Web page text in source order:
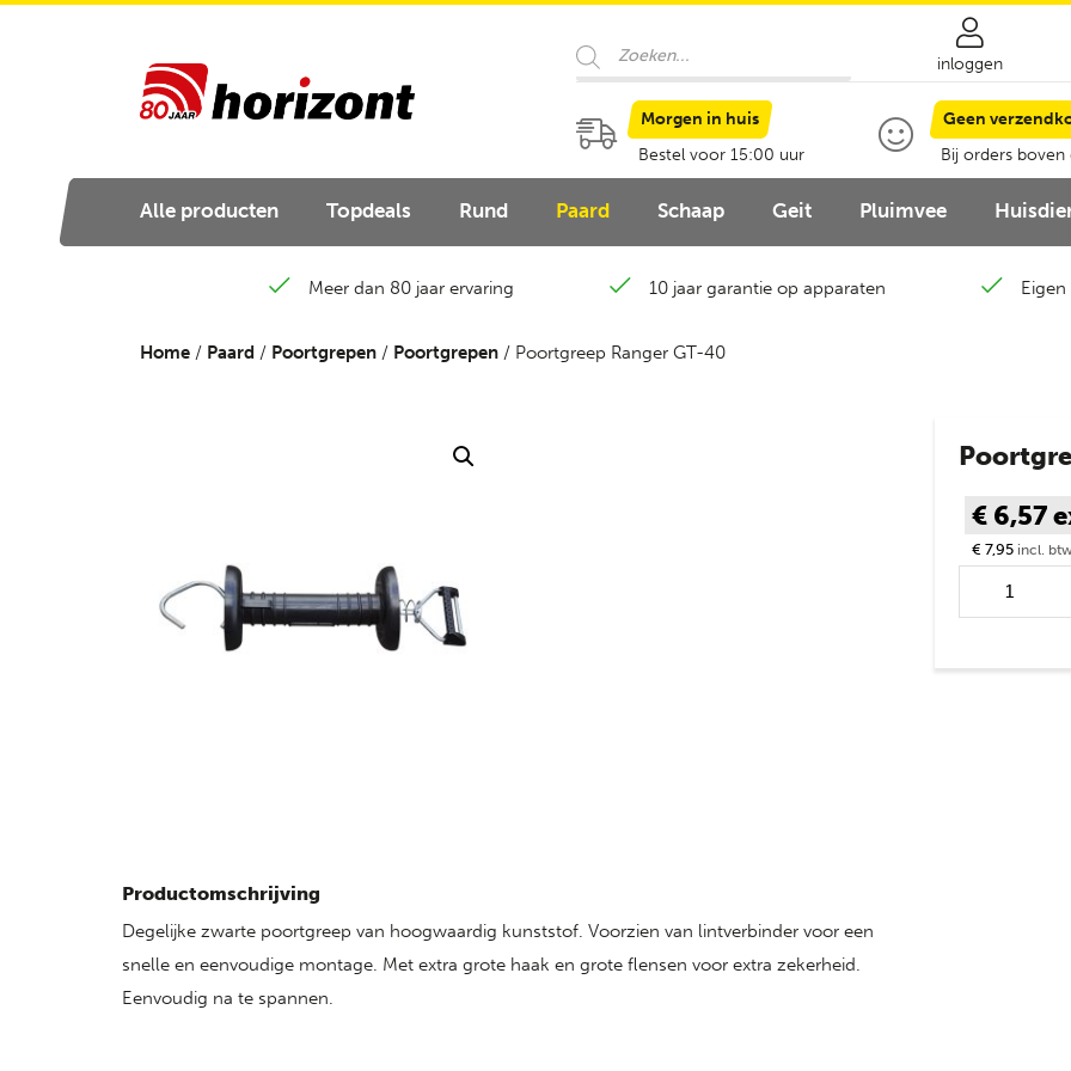
Producten
zoeken
inloggen
Morgen in huis
Bestel voor 15:00 uur
Geen
Bij orders
Alle producten Topdeals Rund Paard Schaap Geit Pluimvee
Meer dan 80 jaar ervaring 10 jaar garantie op apparaten
Home / Paard / Poortgrepen / Poortgrepen / Poortgreep Ranger GT-40
Productomschrijving
Degelijke zwarte poortgreep van hoogwaardig kunststof. Voorzien van lintverbinder voor een
snelle en eenvoudige montage. Met extra grote haak en grote flensen voor extra zekerheid.
Eenvoudig na te spannen.
€ 6,57
€ 7,95 incl.
Poortgreep
aantal